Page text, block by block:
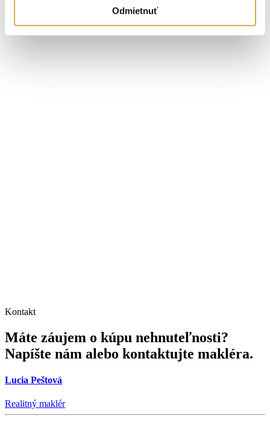
Odmietnuť
Kontakt
Máte záujem o kúpu nehnuteľnosti?
Napíšte nám alebo kontaktujte makléra.
Lucia Peštová
Realitný maklér